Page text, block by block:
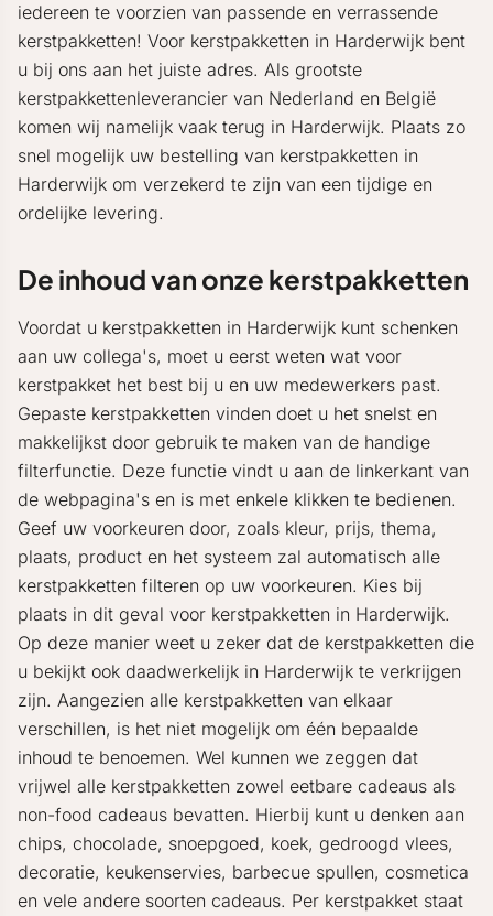
iedereen te voorzien van passende en verrassende
kerstpakketten! Voor kerstpakketten in Harderwijk bent
u bij ons aan het juiste adres. Als grootste
kerstpakkettenleverancier van Nederland en België
komen wij namelijk vaak terug in Harderwijk. Plaats zo
snel mogelijk uw bestelling van kerstpakketten in
Harderwijk om verzekerd te zijn van een tijdige en
ordelijke levering.
De inhoud van onze kerstpakketten
Voordat u kerstpakketten in Harderwijk kunt schenken
aan uw collega's, moet u eerst weten wat voor
kerstpakket het best bij u en uw medewerkers past.
Gepaste kerstpakketten vinden doet u het snelst en
makkelijkst door gebruik te maken van de handige
filterfunctie. Deze functie vindt u aan de linkerkant van
de webpagina's en is met enkele klikken te bedienen.
Geef uw voorkeuren door, zoals kleur, prijs, thema,
plaats, product en het systeem zal automatisch alle
kerstpakketten filteren op uw voorkeuren. Kies bij
plaats in dit geval voor kerstpakketten in Harderwijk.
Op deze manier weet u zeker dat de kerstpakketten die
u bekijkt ook daadwerkelijk in Harderwijk te verkrijgen
zijn. Aangezien alle kerstpakketten van elkaar
verschillen, is het niet mogelijk om één bepaalde
inhoud te benoemen. Wel kunnen we zeggen dat
vrijwel alle kerstpakketten zowel eetbare cadeaus als
non-food cadeaus bevatten. Hierbij kunt u denken aan
chips, chocolade, snoepgoed, koek, gedroogd vlees,
decoratie, keukenservies, barbecue spullen, cosmetica
en vele andere soorten cadeaus. Per kerstpakket staat